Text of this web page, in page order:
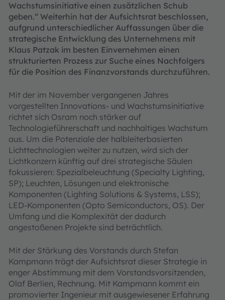
Wachstumsinitiative einen zusätzlichen Schub
geben.“ Weiterhin hat der Aufsichtsrat beschlossen,
aufgrund unterschiedlicher Auffassungen über die
strategische Entwicklung des Unternehmens mit
Klaus Patzak im besten Einvernehmen einen
strukturierten Prozess zur Suche eines Nachfolgers
für die Position des Finanzvorstands durchzuführen.
Mit der im November vergangenen Jahres
vorgestellten Innovations- und Wachstumsinitiative
richtet sich Osram noch stärker auf
Technologieführerschaft und nachhaltiges Wachstum
aus. Um die Potenziale der halbleiterbasierten
Lichttechnologien weiter zu nutzen, wird sich der
Lichtkonzern künftig auf drei strategische Säulen
fokussieren: Spezialbeleuchtung (Specialty Lighting,
SP); Leuchten, Lösungen und elektronische
Komponenten (Lighting Solutions & Systems, LSS);
LED-Komponenten (Opto Semiconductors, OS). Der
Umfang und die Komplexität der dadurch
angestoßenen Projekte sind beträchtlich.
Mit der Stärkung des Vorstands durch Stefan
Kampmann trägt der Aufsichtsrat dieser Strategie in
enger Abstimmung mit dem Vorstandsvorsitzenden,
Olaf Berlien, Rechnung. Mit Kampmann kommt ein
promovierter Ingenieur mit ausgewiesener Erfahrung